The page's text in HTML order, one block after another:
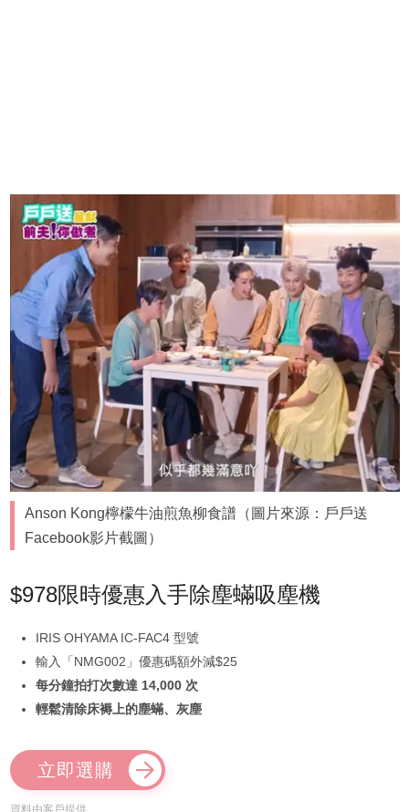
Anson Kong檸檬牛油煎魚柳食譜（圖片來源：戶戶送
Facebook影片截圖）
$978限時優惠入手除塵蟎吸塵機
IRIS OHYAMA IC-FAC4 型號
輸入「NMG002」優惠碼額外減$25
每分鐘拍打次數達 14,000 次
輕鬆清除床褥上的塵蟎、灰塵
立即選購
資料由客戶提供